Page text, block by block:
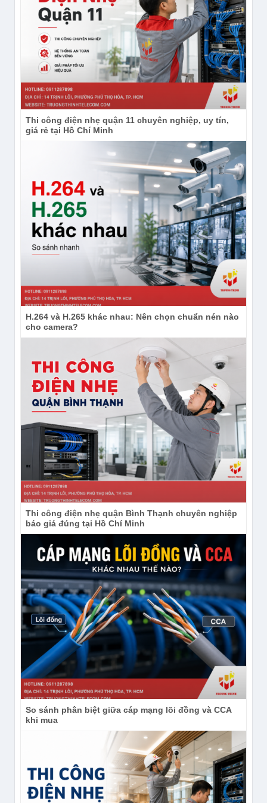
Thi công điện nhẹ quận 11 chuyên nghiệp, uy tín,
giá rẻ tại Hồ Chí Minh
H.264 và H.265 khác nhau: Nên chọn chuẩn nén nào
cho camera?
Thi công điện nhẹ quận Bình Thạnh chuyên nghiệp
báo giá đúng tại Hồ Chí Minh
So sánh phân biệt giữa cáp mạng lõi đồng và CCA
khi mua